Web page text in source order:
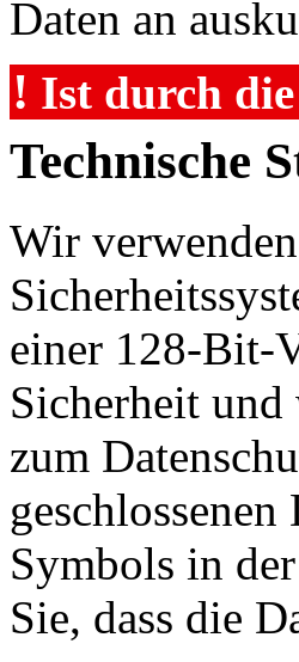
Daten an
! Ist durch
Technische
Wir
einer 128-Bit-
Sicherheit
zum
Symbols in
Sie, dass die